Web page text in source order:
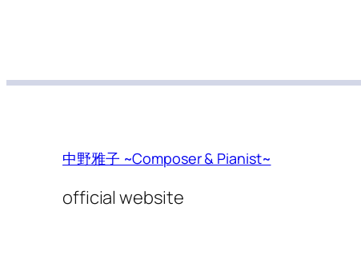
中野雅子 ~Composer & Pianist~
official website